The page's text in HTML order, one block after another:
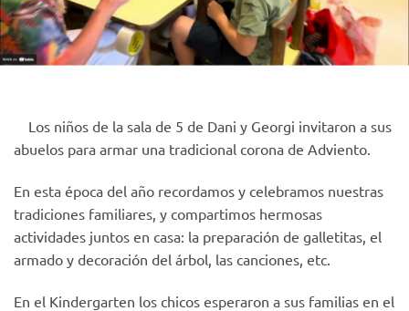
Los niños de la sala de 5 de Dani y Georgi invitaron a sus
abuelos para armar una tradicional corona de Adviento.
En esta época del año recordamos y celebramos nuestras
tradiciones familiares, y compartimos hermosas
actividades juntos en casa: la preparación de galletitas, el
armado y decoración del árbol, las canciones, etc.
En el Kindergarten los chicos esperaron a sus familias en el